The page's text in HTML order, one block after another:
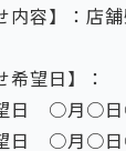
内容】：店
希望日】：
日 ○月○日
日 ○月○日